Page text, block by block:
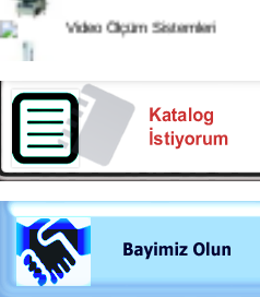
Çekme Kopma Test Cihazları
Beton Test Cihazları
Impact Test Cihazları
Plastik Test Cihazları